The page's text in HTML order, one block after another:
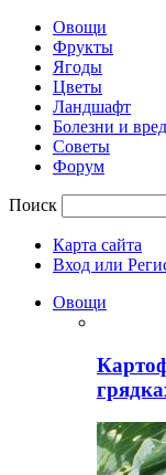
Овощи
Фрукты
Ягоды
Цветы
Ландшафт
Болезни и
Советы
Форум
Поиск
Карта сайта
Вход или
Овощи